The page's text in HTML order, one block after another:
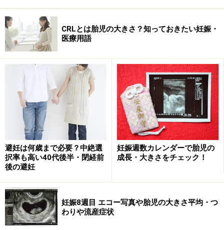
CRLとは胎児の大きさ？知っておきたい妊娠・
医療用語
避妊は何歳まで必要？中絶選
択率も高い40代後半・閉経前
後の避妊
妊娠週数カレンダーで胎児の
成長・大きさをチェック！
妊娠8週目 エコー写真や胎児の大きさ平均・つ
わりや流産症状